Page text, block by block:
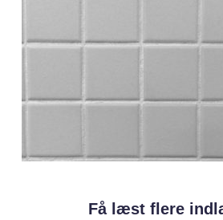
Få læst flere